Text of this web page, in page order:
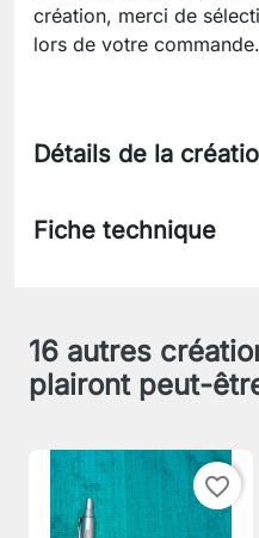
création, merci de
lors de votre commande.
Détails de la
Fiche technique
16 autres
plairont peut-
favorite_border